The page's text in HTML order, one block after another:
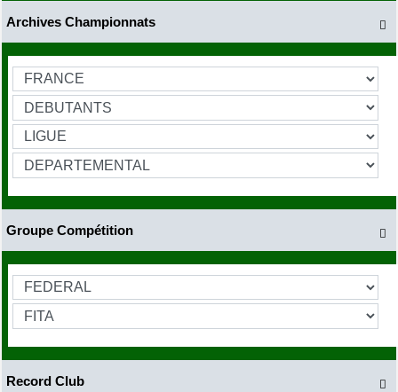

Archives Championnats

Groupe Compétition

Record Club